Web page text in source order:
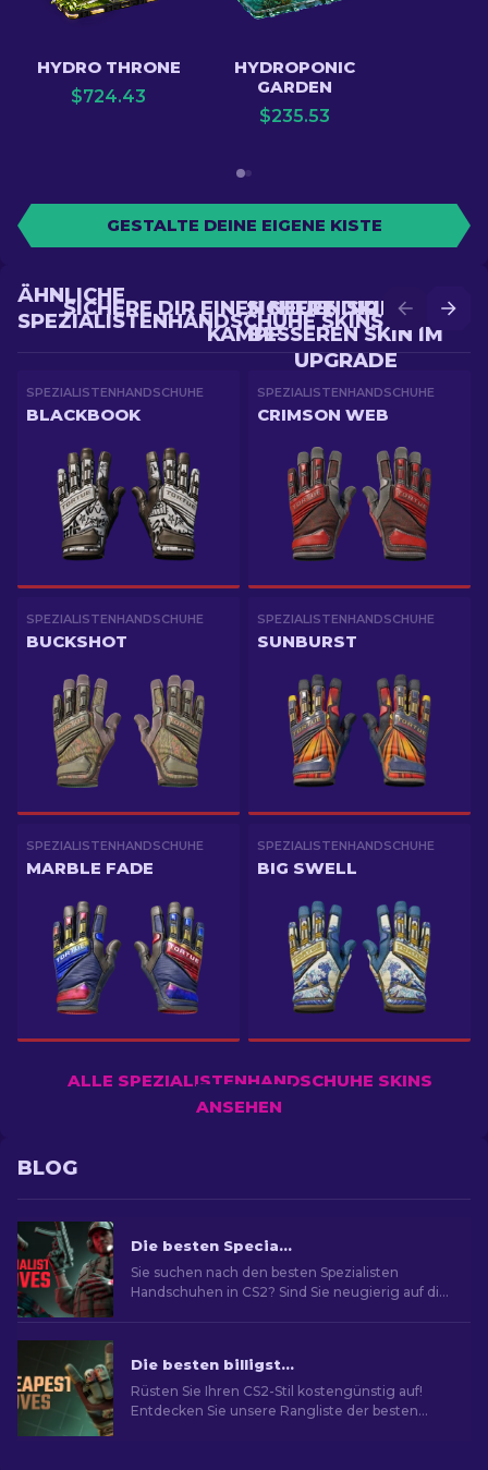
HYDRO THRONE
$724.43
HYDROPONIC
GARDEN
$235.53
GESTALTE DEINE EIGENE KISTE
SICHERE DIR EINEN
BESSEREN SKIN IM
UPGRADE
SICHERE DIR EINEN NEUEN SKIN IM
KAMPF
ÄHNLICHE
SPEZIALISTENHANDSCHUHE SKINS
SPEZIALISTENHANDSCHUHE
BLACKBOOK
SPEZIALISTENHANDSCHUHE
CRIMSON WEB
SPEZIALISTENHANDSCHUHE
BUCKSHOT
SPEZIALISTENHANDSCHUHE
SUNBURST
SPEZIALISTENHANDSCHUHE
MARBLE FADE
SPEZIALISTENHANDSCHUHE
BIG SWELL
ALLE SPEZIALISTENHANDSCHUHE SKINS
ANSEHEN
BLOG
Die besten Specialist-Handschuhe in CS2: Rangliste
Sie suchen nach den besten Spezialisten
Handschuhen in CS2? Sind Sie neugierig auf die
Die besten billigsten Handschuhe in CS2: Rangliste [2026]
Rüsten Sie Ihren CS2-Stil kostengünstig auf!
Entdecken Sie unsere Rangliste der besten